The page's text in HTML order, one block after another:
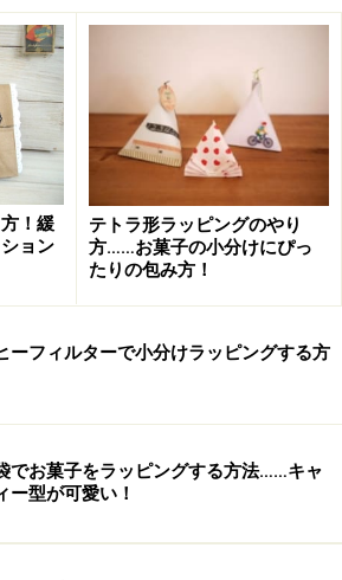
末広がりを表していますので吉数に
なっているものは、偶数であって
組は1ペア、6個組は半ダース、12
考えます
ものです。最新の内容をご確認くださ
！緩
ョン
テトラ形ラッピングのやり
方……お菓子の小分けにぴっ
たりの包み方！
ーフィルターで小分けラッピングする方
でお菓子をラッピングする方法……キャ
ー型が可愛い！